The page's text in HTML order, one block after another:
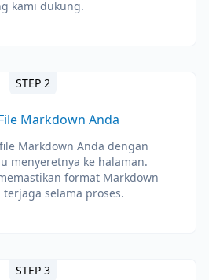
kami dukung.
STEP 2
Markdown Anda
Markdown Anda dengan
menyeretnya ke halaman.
format Markdown
selama proses.
STEP 3